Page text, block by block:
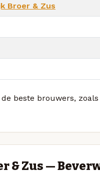
Broer & Zus
beste brouwers,
& Zus —